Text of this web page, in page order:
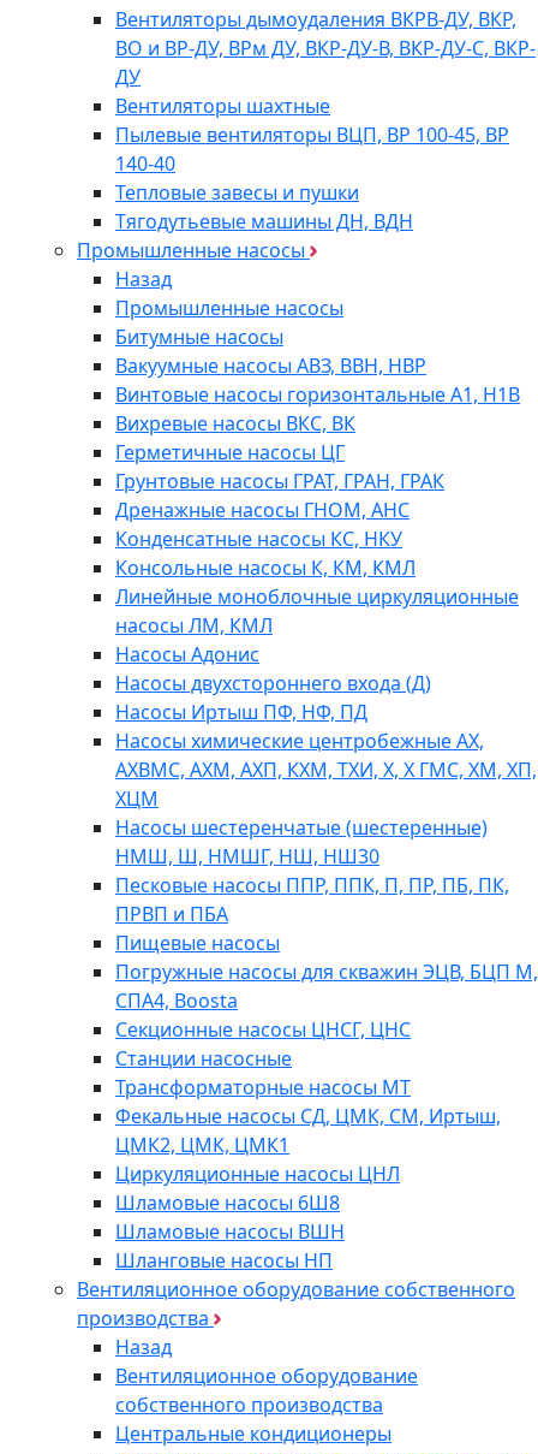
Вентиляторы дымоудаления ВКРВ-ДУ, ВКР,
ВО и ВР-ДУ, ВРм ДУ, ВКР-ДУ-В, ВКР-ДУ-С, ВКР-
ДУ
Вентиляторы шахтные
Пылевые вентиляторы ВЦП, ВР 100-45, ВР
140-40
Тепловые завесы и пушки
Тягодутьевые машины ДН, ВДН
Промышленные насосы
Назад
Промышленные насосы
Битумные насосы
Вакуумные насосы АВЗ, ВВН, НВР
Винтовые насосы горизонтальные А1, Н1В
Вихревые насосы ВКС, ВК
Герметичные насосы ЦГ
Грунтовые насосы ГРАТ, ГРАН, ГРАК
Дренажные насосы ГНОМ, АНС
Конденсатные насосы КС, НКУ
Консольные насосы К, КМ, КМЛ
Линейные моноблочные циркуляционные
насосы ЛМ, КМЛ
Насосы Адонис
Насосы двухстороннего входа (Д)
Насосы Иртыш ПФ, НФ, ПД
Насосы химические центробежные АХ,
АХВМС, АХМ, АХП, КХМ, ТХИ, Х, Х ГМС, ХМ, ХП,
ХЦМ
Насосы шестеренчатые (шестеренные)
НМШ, Ш, НМШГ, НШ, НШ30
Песковые насосы ППР, ППК, П, ПР, ПБ, ПК,
ПРВП и ПБА
Пищевые насосы
Погружные насосы для скважин ЭЦВ, БЦП М,
СПА4, Boosta
Секционные насосы ЦНСГ, ЦНС
Станции насосные
Трансформаторные насосы МТ
Фекальные насосы СД, ЦМК, СМ, Иртыш,
ЦМК2, ЦМК, ЦМК1
Циркуляционные насосы ЦНЛ
Шламовые насосы 6Ш8
Шламовые насосы ВШН
Шланговые насосы НП
Вентиляционное оборудование собственного
производства
Назад
Вентиляционное оборудование
собственного производства
Центральные кондиционеры